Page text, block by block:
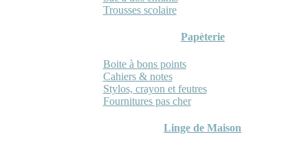
Trousses scolaire
Papèterie
Boite à bons points
Cahiers & notes
Stylos, crayon et feutres
Fournitures pas cher
Linge de Maison